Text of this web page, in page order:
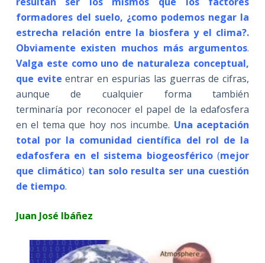
formadores del suelo, ¿como podemos negar la
estrecha relación entre la biosfera y el clima?.
Obviamente existen muchos más argumentos.
Valga este como uno de naturaleza conceptual,
que evite entrar en espurias las guerras de cifras,
aunque de cualquier forma también
terminaría por reconocer el papel de la edafosfera
en el tema que hoy nos incumbe. Una aceptación
total por la comunidad científica del rol de la
edafosfera en el sistema biogeosférico(mejor
que climático) tan solo resulta ser una cuestión
de tiempo.
Juan José Ibáñez